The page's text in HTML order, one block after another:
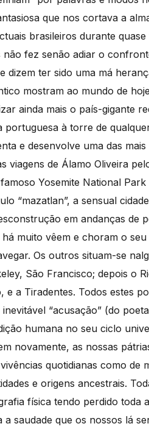
que nos cortava a
brasileiros durante
fez senão adiar o
ter sido uma má
mostram ao mundo de
ainda mais o país-gigante
à torre de
e desenvolve uma das
viagens de Álamo Oliveira
Yosemite National
“mazatlan”, a sensual
em andanças de
há muito vêem e choram o
Os outros situam-se
São Francisco; depois o
a Tiradentes. Todos estes
“acusação” (do
humana no seu ciclo
novamente, as nossas
quotidianas como de
e origens ancestrais.
física tendo perdido toda
saudade que os nossos lá